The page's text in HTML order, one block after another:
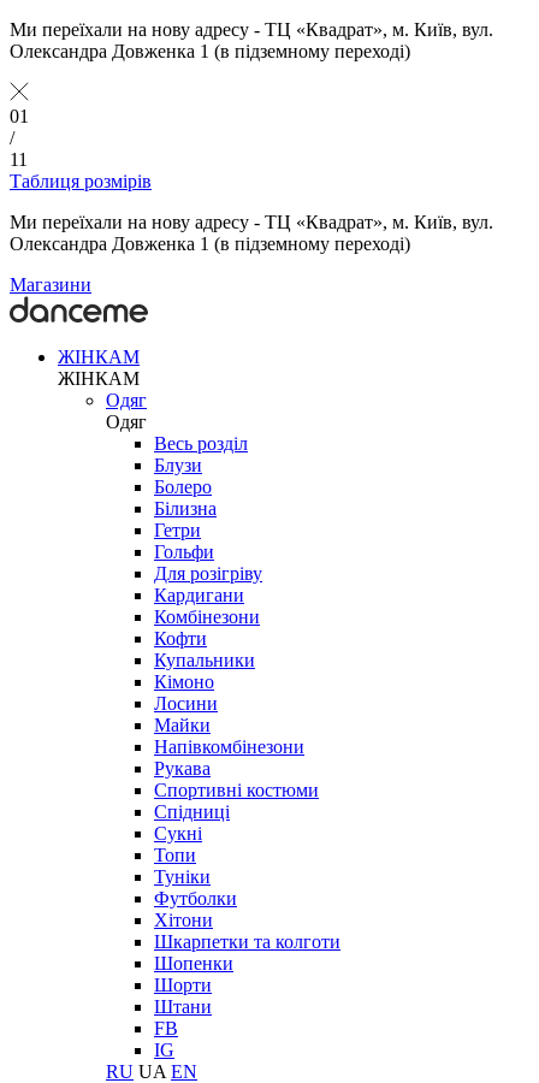
Ми переїхали на нову адресу - ТЦ «Квадрат», м. Київ, вул.
Олександра Довженка 1 (в підземному переході)
01
/
11
Таблиця розмірів
Ми переїхали на нову адресу - ТЦ «Квадрат», м. Київ, вул.
Олександра Довженка 1 (в підземному переході)
Магазини
ЖІНКАМ
ЖІНКАМ
Одяг
Одяг
Весь розділ
Блузи
Болеро
Білизна
Гетри
Гольфи
Для розігріву
Кардигани
Комбінезони
Кофти
Купальники
Кімоно
Лосини
Майки
Напівкомбінезони
Рукава
Спортивні костюми
Спідниці
Сукні
Топи
Туніки
Футболки
Хітони
Шкарпетки та колготи
Шопенки
Шорти
Штани
FB
IG
RU UA EN